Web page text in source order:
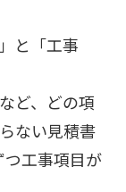
と「工事
ど、どの項
ない見積書
つ工事項目が